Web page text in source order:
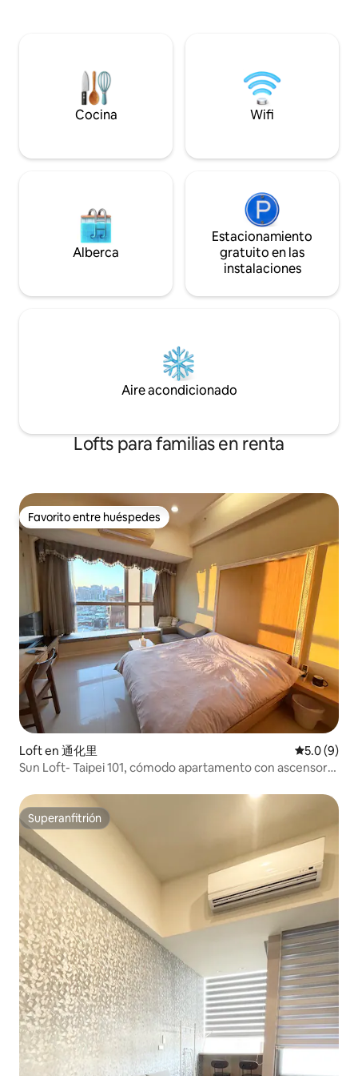
pagar será el mismo, solo que el precio
que ves será ligeramente más alto que
antes, porque ahora es un cálculo
combinado de ambas tarifas). Entonces,
nuestra parte es el monto total menos la
cálculo y la visualización). Gracias por tu
comprensión . Hola, permítame
explicarle: Airbnb平台7月份開始了一個新
costo de renta y el 15% de la tarifa de
por lo que el costo de renta que usted
vio fue más bajo. Después de agregar la
tarifa de servicio de la plataforma, el
costo fue un poco más alto. A partir de
combinará estos dos cargos y, al final,
solo se mostrará un precio (el monto
ya que es la suma de los dos cargos, que
se combinan, calculan y muestran). Por
lo tanto, le explicamos que el monto
total se deduce en un 15%, que es
nuestro alquiler real (no hemos
aumentado el alquiler, sino que el
sistema de Airbnb combina y muestra
los dos cargos). 感謝你的貼心體諒及協助
西門町正中心的全新建成-抗地震大樓建築
和 豪華場地(有電梯,警衛)只要步行3分鐘就
到西門町購物區中心,步行10,分鐘到台北車
站商圈10分鐘到龍山寺古蹟,附近就是全台
北唯一的24小時家樂福大型超市(購買伴手
禮或是聚會烹飪食材)。我的空間場地為全
新裝修,有著舒適寬廣的私人陽台,享受美好
的都市咖啡時間,讓您體驗到城市中放鬆步
調的美妙。步行2分鐘就到最出名的西門紅
樓特色商圈。龍山寺是台灣最重要的旅遊
熱點,西門町則是台灣最熱鬧最有創意的購
物商圈,這些購物商圈(包括東區SOGO商圈
和101信義商圈)都是由藍線的MRT所連接,
西門站則是藍線的最大站,是台北車站的下
一站,捷運1分鐘到台北車站轉乘機場捷運
線, 讓你輕鬆的暢遊台北。台北車站是台北
市最主要的車站,你甚至可以規劃坐火車到
九份老街/平溪天燈/福隆海水浴場來個北
台灣一日遊都非常方便。 Mi nuevo
espacio de lujo (edificio completamente
nuevo para resistir terremotos)
(antisísmico) y entrepiso (elevador,
seguridad, balcón privado...). A solo 3
minutos a pie del centro del distrito
comercial de Ximending, a 10 minutos a
pie del distrito de la estación principal de
Taipéi, a 10 minutos del templo de
Longshan, el único Carrefour abierto las
24 horas está cerrado (el supermercado
más grande de Taipéi, para comprar
regalos y especialidades o la carne que
matrimonial, ideal
de amigos. •
cocina
lavadora/
inodoro sin
acondicionado,
altavoz
Disney+ y
cuidados: se
internacionales y
periódicamente
comodidad del
calidad del sueño.
línea verde. Solo
transbordo una
de Taipei de
servicios: •
velocidad en el
Check-in de
electrónica,
Cocina Wifi
Alberca
Estacionamiento
gratuito en las
instalaciones
Aire acondicionado
Lofts para familias en renta
Favorito entre huéspedes
Favorito entre huéspedes
Loft en 通化里
5.0 (9)
Sun Loft- Taipei 101, cómodo apartamento con ascensor
Superanfitrión
Superanfitrión